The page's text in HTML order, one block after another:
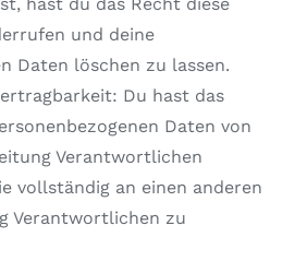
und deine
Daten löschen zu lassen.
Du hast das
Daten von
Verantwortlichen
vollständig an einen anderen
Verantwortlichen zu